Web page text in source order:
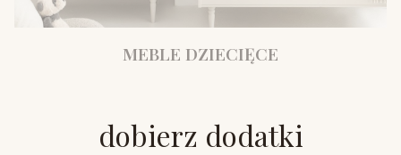
MEBLE DZIECIĘCE
dobierz dodatki